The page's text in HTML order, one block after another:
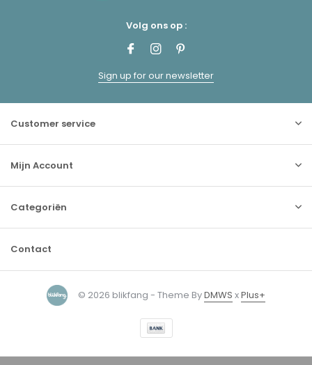
Volg ons op :
Sign up for our newsletter
Customer service
Mijn Account
Categoriën
Contact
© 2026 blikfang - Theme ByDMWS xPlus+